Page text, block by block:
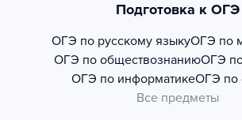
Подготовка к ОГЭ
ОГЭ по русскому языкуОГЭ по
ОГЭ по обществознаниюОГЭ
ОГЭ по информатикеОГЭ по
Все предметы